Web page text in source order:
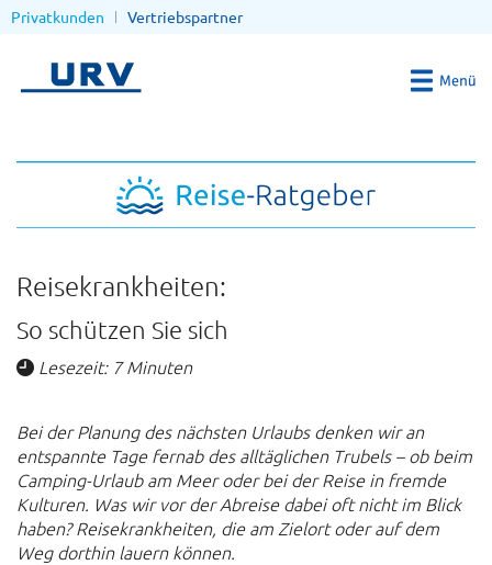
Privatkunden Vertriebspartner
Reisekrankheiten:
So schützen Sie sich
Lesezeit: 7 Minuten
Bei der Planung des nächsten Urlaubs denken wir an
entspannte Tage fernab des alltäglichen Trubels – ob beim
Camping-Urlaub am Meer oder bei der Reise in fremde
Kulturen. Was wir vor der Abreise dabei oft nicht im Blick
haben? Reisekrankheiten, die am Zielort oder auf dem
Weg dorthin lauern können.